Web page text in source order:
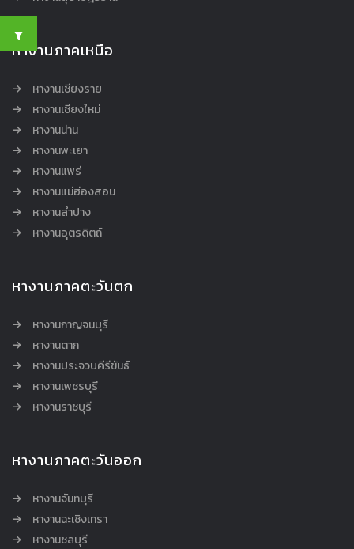
หางานภาคเหนือ
หางานเชียงราย
หางานเชียงใหม่
หางานน่าน
หางานพะเยา
หางานแพร่
หางานแม่ฮ่องสอน
หางานลำปาง
หางานอุตรดิตถ์
หางานภาคตะวันตก
หางานกาญจนบุรี
หางานตาก
หางานประจวบคีรีขันธ์
หางานเพชรบุรี
หางานราชบุรี
หางานภาคตะวันออก
หางานจันทบุรี
หางานฉะเชิงเทรา
หางานชลบุรี